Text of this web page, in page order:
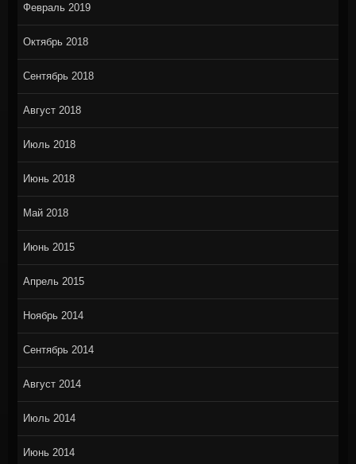
Февраль 2019
Октябрь 2018
Сентябрь 2018
Август 2018
Июль 2018
Июнь 2018
Май 2018
Июнь 2015
Апрель 2015
Ноябрь 2014
Сентябрь 2014
Август 2014
Июль 2014
Июнь 2014